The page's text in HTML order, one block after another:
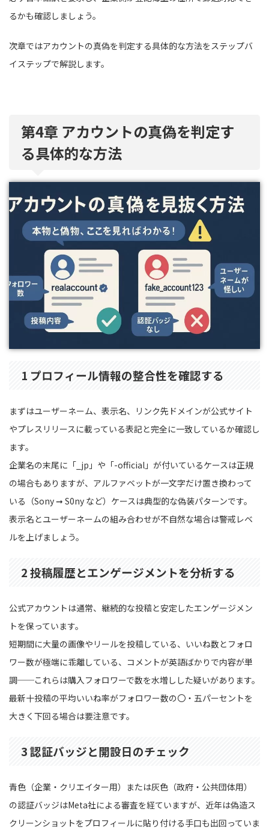
るかも確認しましょう。
次章ではアカウントの真偽を判定する具体的な方法をステップバ
イステップで解説します。
第4章 アカウントの真偽を判定す
る具体的な方法
1 プロフィール情報の整合性を確認する
まずはユーザーネーム、表示名、リンク先ドメインが公式サイト
やプレスリリースに載っている表記と完全に一致しているか確認し
ます。
企業名の末尾に「_jp」や「-official」が付いているケースは正規
の場合もありますが、アルファベットが一文字だけ置き換わって
いる（Sony ➞ S0ny など）ケースは典型的な偽装パターンです。
表示名とユーザーネームの組み合わせが不自然な場合は警戒レベ
ルを上げましょう。
2 投稿履歴とエンゲージメントを分析する
公式アカウントは通常、継続的な投稿と安定したエンゲージメン
トを保っています。
短期間に大量の画像やリールを投稿している、いいね数とフォロ
ワー数が極端に乖離している、コメントが英語ばかりで内容が単
調──これらは購入フォロワーで数を水増しした疑いがあります。
最新十投稿の平均いいね率がフォロワー数の〇・五パーセントを
大きく下回る場合は要注意です。
3 認証バッジと開設日のチェック
青色（企業・クリエイター用）または灰色（政府・公共団体用）
の認証バッジはMeta社による審査を経ていますが、近年は偽造ス
クリーンショットをプロフィールに貼り付ける手口も出回っていま